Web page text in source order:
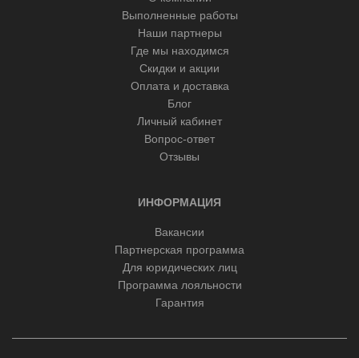
Выполненные работы
Наши партнеры
Где мы находимся
Скидки и акции
Оплата и доставка
Блог
Личный кабинет
Вопрос-ответ
Отзывы
ИНФОРМАЦИЯ
Вакансии
Партнерская программа
Для юридических лиц
Программа лояльности
Гарантия